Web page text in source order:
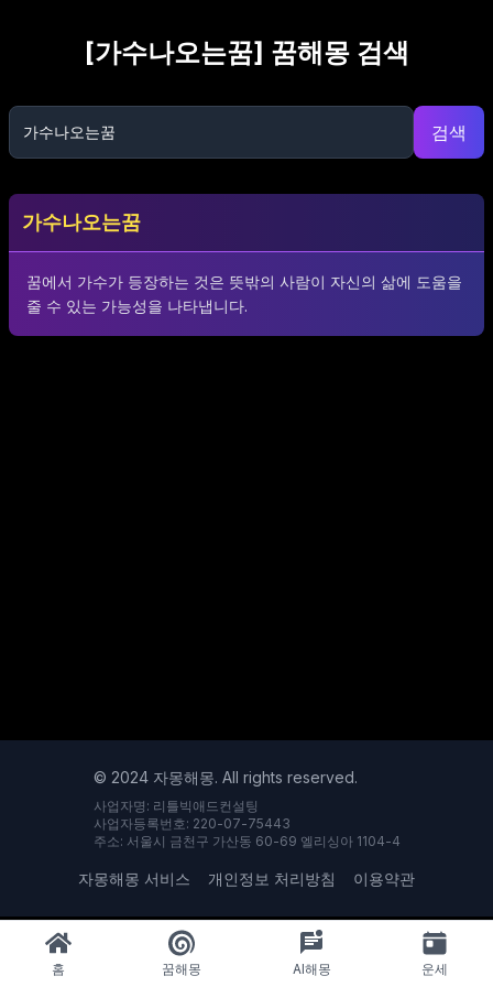
[가수나오는꿈] 꿈해몽 검색
검색
가수나오는꿈
꿈에서 가수가 등장하는 것은 뜻밖의 사람이 자신의 삶에 도움을
줄 수 있는 가능성을 나타냅니다.
© 2024 자몽해몽. All rights reserved.
사업자명: 리틀빅애드컨설팅
사업자등록번호: 220-07-75443
주소: 서울시 금천구 가산동 60-69 엘리싱아 1104-4
자몽해몽 서비스 개인정보 처리방침 이용약관
홈 꿈해몽 AI해몽 운세